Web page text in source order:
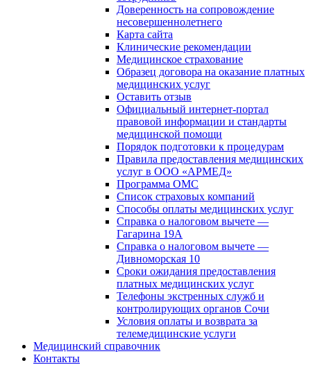
Доверенность на сопровождение
несовершеннолетнего
Карта сайта
Клинические рекомендации
Медицинское страхование
Образец договора на оказание платных
медицинских услуг
Оставить отзыв
Официальный интернет-портал
правовой информации и стандарты
медицинской помощи
Порядок подготовки к процедурам
Правила предоставления медицинских
услуг в ООО «АРМЕД»
Программа ОМС
Список страховых компаний
Способы оплаты медицинских услуг
Справка о налоговом вычете —
Гагарина 19А
Справка о налоговом вычете —
Дивноморская 10
Сроки ожидания предоставления
платных медицинских услуг
Телефоны экстренных служб и
контролирующих органов Сочи
Условия оплаты и возврата за
телемедицинские услуги
Медицинский справочник
Контакты